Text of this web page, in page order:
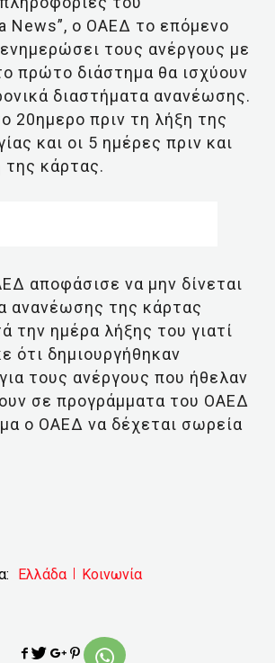
News”, ο ΟΑΕΔ το επόμενο
τους ανέργους με
πρώτο διάστημα θα ισχύουν
διαστήματα ανανέωσης.
20ημερο πριν τη λήξη της
και οι 5 ημέρες πριν και
της κάρτας.
αποφάσισε να μην δίνεται
ανανέωσης της κάρτας
την ημέρα λήξης του γιατί
ότι δημιουργήθηκαν
τους ανέργους που ήθελαν
σε προγράμματα του ΟΑΕΔ
ο ΟΑΕΔ να δέχεται σωρεία
Ελλάδα Κοινωνία